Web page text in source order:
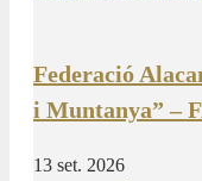
Federació
i Muntanya” –
13 set. 2026